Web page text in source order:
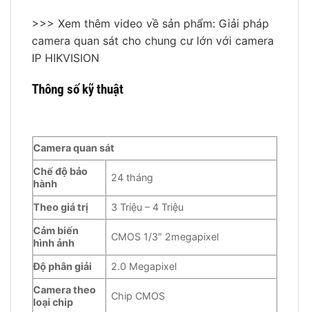
>>> Xem thêm video về sản phẩm: Giải pháp
camera quan sát cho chung cư lớn với camera
IP HIKVISION
Thông số kỹ thuật
Camera quan sát
Chế độ bảo
hành
24 tháng
Theo giá trị
3 Triệu – 4 Triệu
Cảm biến
hình ảnh
CMOS 1/3″ 2megapixel
Độ phân giải
2.0 Megapixel
Camera theo
loại chip
Chip CMOS